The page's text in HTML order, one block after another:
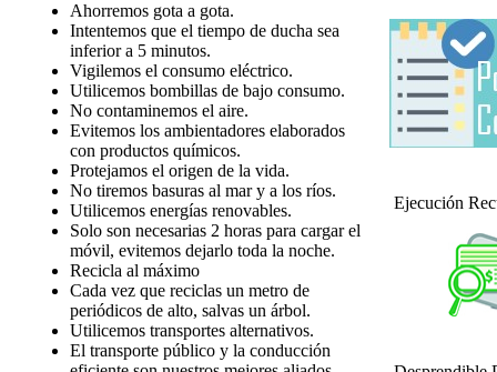
Ahorremos gota a gota.
Intentemos que el tiempo de ducha sea
inferior a 5 minutos.
Vigilemos el consumo eléctrico.
Utilicemos bombillas de bajo consumo.
No contaminemos el aire.
Evitemos los ambientadores elaborados
con productos químicos.
Protejamos el origen de la vida.
No tiremos basuras al mar y a los ríos.
Utilicemos energías renovables.
Solo son necesarias 2 horas para cargar el
móvil, evitemos dejarlo toda la noche.
Recicla al máximo
Cada vez que reciclas un metro de
periódicos de alto, salvas un árbol.
Utilicemos transportes alternativos.
El transporte público y la conducción
Ejecución